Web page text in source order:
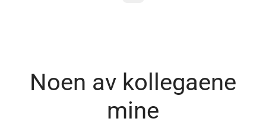
Noen av kollegaene
mine